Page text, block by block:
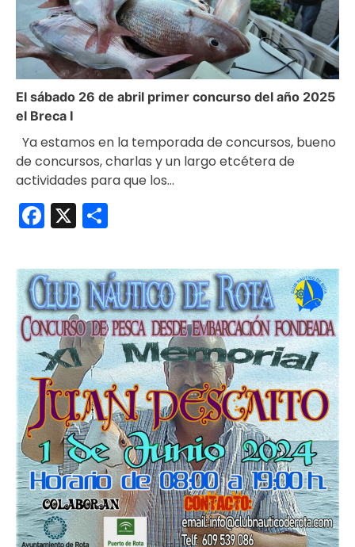
El sábado 26 de abril primer concurso del año 2025
el Breca I
Ya estamos en la temporada de concursos, bueno
de concursos, charlas y un largo etcétera de
actividades para que los…
Facebook
X